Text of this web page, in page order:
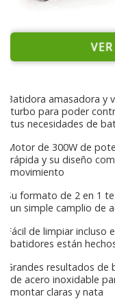
Batidora amasadora y
turbo para poder
tus necesidades de
Motor de 300W de
rápida y su diseño
movimiento
Su formato de 2 en 1
un simple camplio de
Fácil de limpiar incluso
batidores están
Grandes resultados
de acero inoxidable
montar claras y nata